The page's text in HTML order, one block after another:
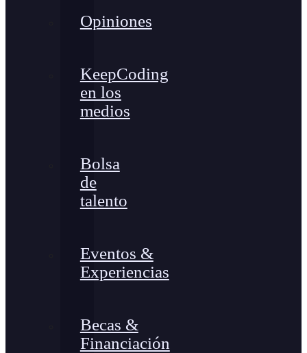
Opiniones
KeepCoding
en los
medios
Bolsa
de
talento
Eventos &
Experiencias
Becas &
Financiación